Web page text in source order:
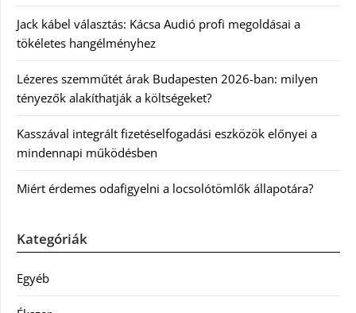
Jack kábel választás: Kácsa Audió profi megoldásai a
tökéletes hangélményhez
Lézeres szemműtét árak Budapesten 2026-ban: milyen
tényezők alakíthatják a költségeket?
Kasszával integrált fizetéselfogadási eszközök előnyei a
mindennapi működésben
Miért érdemes odafigyelni a locsolótömlők állapotára?
Kategóriák
Egyéb